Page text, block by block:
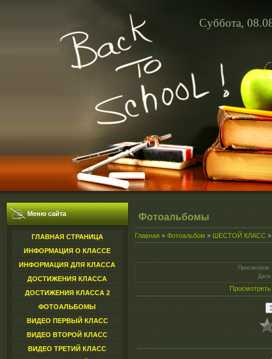
Суббота,
Меню сайта
ГЛАВНАЯ СТРАНИЦА
ИНФОРМАЦИЯ О КЛАССЕ
ИНФОРМАЦИЯ ДЛЯ КЛАССА
ДОСТИЖЕНИЯ КЛАССА
ДОСТИЖЕНИЯ КЛАССА 2
ФОТОАЛЬБОМЫ
ВИДЕО ПЕРВЫЙ КЛАСС
ВИДЕО ВТОРОЙ КЛАСС
ВИДЕО ТРЕТИЙ КЛАСС
Фотоальбомы
Главная » Фотоальбом » ШЕСТОЙ КЛАСС
Просмотров:
Дата